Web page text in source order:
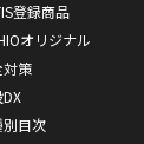
登録商品
オリジナル
対策
別目次